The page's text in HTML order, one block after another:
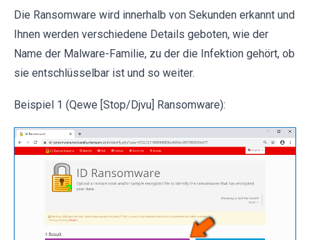
Die Ransomware wird innerhalb von Sekunden erkannt und
Ihnen werden verschiedene Details geboten, wie der
Name der Malware-Familie, zu der die Infektion gehört, ob
sie entschlüsselbar ist und so weiter.
Beispiel 1 (Qewe [Stop/Djvu] Ransomware):